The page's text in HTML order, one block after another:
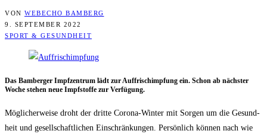
VON WEBECHO BAMBERG
9. SEPTEMBER 2022
SPORT & GESUNDHEIT
Das Bam­ber­ger Impf­zen­trum lädt zur Auf­frisch­imp­fung ein. Schon ab nächs­ter
Woche ste­hen neue Impf­stof­fe zur Verfügung.
Mög­li­cher­wei­se droht der drit­te Coro­na-Win­ter mit Sor­gen um die Gesund­
heit und gesell­schaft­li­chen Ein­schrän­kun­gen. Per­sön­lich kön­nen nach wie